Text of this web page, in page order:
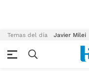
Temas del día Javier Milei